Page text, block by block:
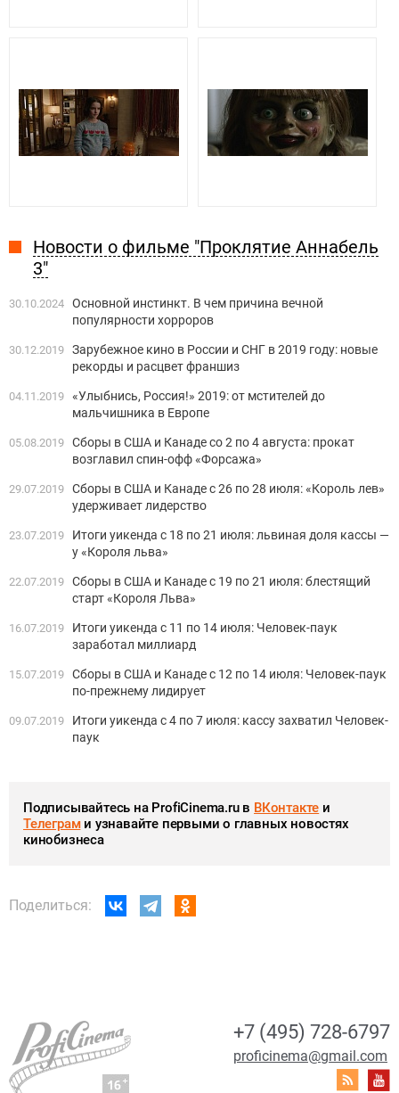
Новости о фильме "Проклятие Аннабель
3"
30.10.2024 Основной инстинкт. В чем причина вечной
популярности хорроров
30.12.2019 Зарубежное кино в России и СНГ в 2019 году: новые
рекорды и расцвет франшиз
04.11.2019 «Улыбнись, Россия!» 2019: от мстителей до
мальчишника в Европе
05.08.2019 Сборы в США и Канаде со 2 по 4 августа: прокат
возглавил спин-офф «Форсажа»
29.07.2019 Сборы в США и Канаде с 26 по 28 июля: «Король лев»
удерживает лидерство
23.07.2019
Итоги уикенда с 18 по 21 июля: львиная доля кассы —
у «Короля льва»
22.07.2019 Сборы в США и Канаде с 19 по 21 июля: блестящий
старт «Короля Льва»
16.07.2019
Итоги уикенда с 11 по 14 июля: Человек-паук
заработал миллиард
15.07.2019 Сборы в США и Канаде с 12 по 14 июля: Человек-паук
по-прежнему лидирует
09.07.2019
Итоги уикенда с 4 по 7 июля: кассу захватил Человек-
паук
Подписывайтесь на ProfiCinema.ru в ВКонтакте и
Телеграми узнавайте первыми о главных новостях
кинобизнеса
Поделиться:
+7 (495) 728-6797
proficinema@gmail.com